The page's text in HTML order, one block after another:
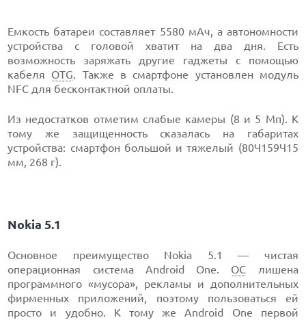
Емкость батареи составляет 5580 мАч, а автономности
устройства с головой хватит на два дня. Есть
возможность заряжать другие гаджеты с помощью
кабеля OTG. Также в смартфоне установлен модуль
NFC для бесконтактной оплаты.
Из недостатков отметим слабые камеры (8 и 5 Мп). К
тому же защищенность сказалась на габаритах
устройства: смартфон большой и тяжелый (80Ч159Ч15
мм, 268 г).
Nokia 5.1
Основное преимущество Nokia 5.1 — чистая
операционная система Android One. ОС лишена
программного «мусора», рекламы и дополнительных
фирменных приложений, поэтому пользоваться ей
просто и удобно. К тому же Android One первой